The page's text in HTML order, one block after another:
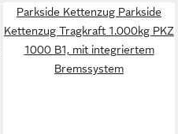
Parkside Kettenzug Parkside
Kettenzug Tragkraft 1.000kg PKZ
1000 B1, mit integriertem
Bremssystem